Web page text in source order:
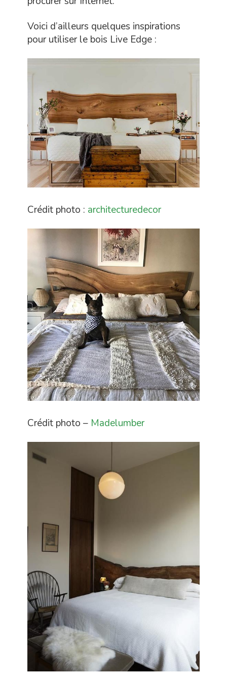
Voici d’ailleurs quelques inspirations
pour utiliser le bois Live Edge :
Crédit photo : architecturedecor
Crédit photo – Madelumber